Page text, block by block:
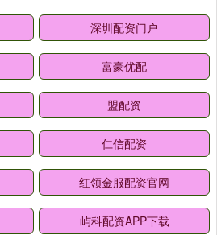
深圳配资门户
富豪优配
盟配资
仁信配资
红领金服配资官网
屿科配资APP下载